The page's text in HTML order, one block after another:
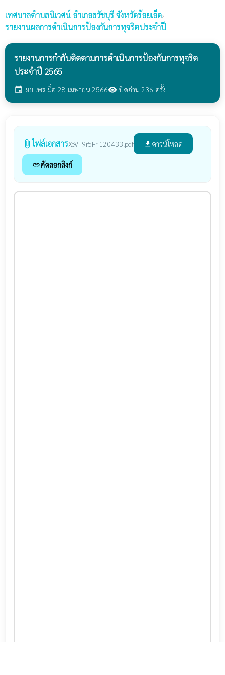
เทศบาลตำบลนิเวศน์ อำเภอธวัชบุรี จังหวัดร้อยเอ็ด›
รายงานผลการดำเนินการป้องกันการทุจริตประจำปี
รายงานการกำกับติดตามการดำเนินการป้องกันการทุจริต
ประจำปี 2565
eventเผยแพร่เมื่อ 28 เมษายน 2566visibilityเปิดอ่าน 236 ครั้ง
attach_file ไฟล์เอกสารXeVT9r5Fri120433.pdf file_download ดาวน์โหลด
linkคัดลอกลิงก์